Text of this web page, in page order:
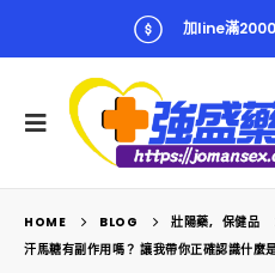
加line滿
HOME BLOG 壯陽藥, 保健品
汗馬糖有副作用嗎？ 讓我帶你正確認識什麼